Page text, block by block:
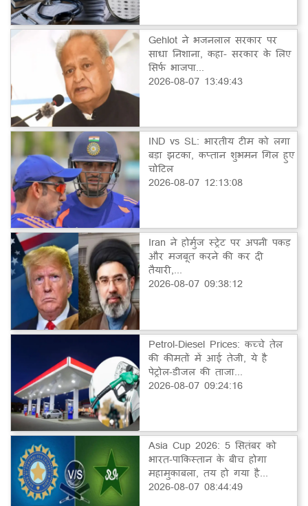
Gehlot ने भजनलाल सरकार पर
साधा निशाना, कहा- सरकार के लिए
सिर्फ भाजपा...
2026-08-07 13:49:43
IND vs SL: भारतीय टीम को लगा
बड़ा झटका, कप्तान शुभमन गिल हुए
चोटिल
2026-08-07 12:13:08
Iran ने होर्मुज स्ट्रेट पर अपनी पकड़
और मजबूत करने की कर दी
तैयारी,...
2026-08-07 09:38:12
Petrol-Diesel Prices: कच्चे तेल
की कीमतों में आई तेजी, ये है
पेट्रोल-डीजल की ताजा...
2026-08-07 09:24:16
Asia Cup 2026: 5 सितंबर को
भारत-पाकिस्तान के बीच होगा
महामुकाबला, तय हो गया है...
2026-08-07 08:44:49